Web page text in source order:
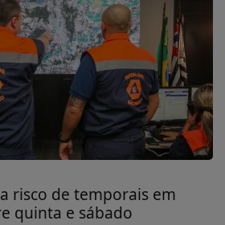
risco de temporais em
quinta e sábado